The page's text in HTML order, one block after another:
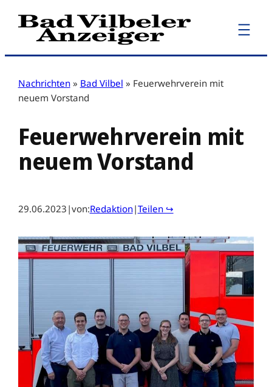
Zum
Inhalt
Nachrichten » Bad Vilbel » Feuerwehrverein mit
neuem Vorstand
Feuerwehrverein mit
neuem Vorstand
29.06.2023 |von:Redaktion|Teilen ↪